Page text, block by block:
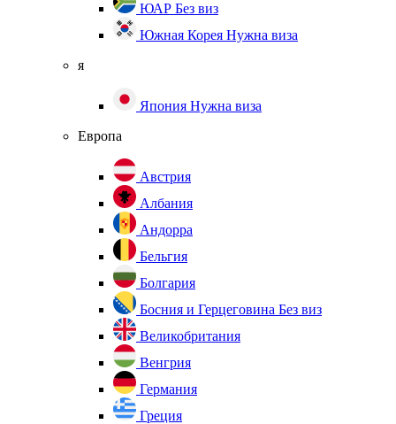
ЮАР Без виз
Южная Корея Нужна виза
я
Япония Нужна виза
Европа
Австрия
Албания
Андорра
Бельгия
Болгария
Босния и Герцеговина Без виз
Великобритания
Венгрия
Германия
Греция